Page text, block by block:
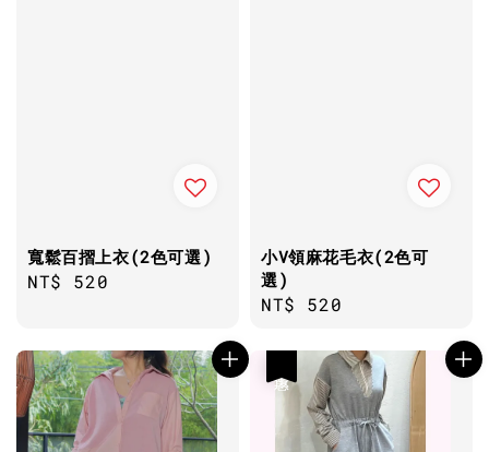
寬鬆百摺上衣(2色可選)
Regular
NT$ 520
小V領麻花毛衣(2色可
選)
Regular
NT$ 520